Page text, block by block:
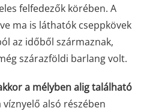
felfedezők körében. A
ma is láthatók cseppkövek
az időből származnak,
szárazföldi barlang volt.
a mélyben alig található
víznyelő alsó részében